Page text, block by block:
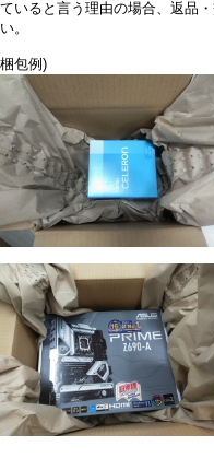
ていると言う理由の場合、返品
い。
梱包例)